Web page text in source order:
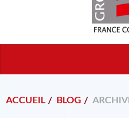
ACCUEIL BLOG